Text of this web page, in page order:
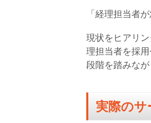
「経理担当者
現状をヒアリ
理担当者を採
段階を踏みな
実際の